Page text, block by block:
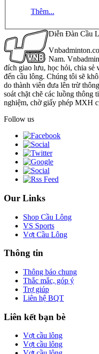
Thêm...
Diễn Đàn Cầu
Nam.
đích giao lưu, học hỏi, chia sẻ
đến cầu lông. Chúng tôi sẽ
do thành viên đưa lên trừ
soát chặt chẽ các luồng thông
nghiệm, chờ giấy phép MXH
Follow us
Our Links
Shop Cầu Lông
VS Sports
Vợt Cầu Lông
Thông tin
Thông báo chung
Thắc mắc, góp ý
Trợ giúp
Liên hệ BQT
Liên kết bạn bè
Vợt cầu lông
Vợt cầu lông